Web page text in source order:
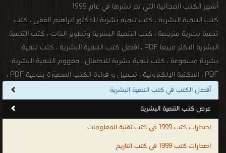
اضف كتاب
أشهر الكتب المجانية التي تم نشرها في عام 1999
كتب التنمية البشرية ، كتب تنمية بشرية للدكتور ابراهيم الفقى ، كتب
تنمية بشرية مترجمة ، كتب التنمية البشرية وتطوير الذات ، كتب التنمية
البشرية الاكثر مبيعا PDF ، افضل كتب التنمية البشرية ، كتب تنمية
بشرية مسموعة ، كتب تنمية بشرية للاطفال ، مفهوم التنمية البشرية
PDF ، المكتبة الإلكترونيّة ، تحميل و قراءة الكتب المصوّرة بنوعية PDF ،
مجموعة كتب قيمة للدكتور إبراهيم الفقى ، كتب لرواد التنمية البشرية
فى العالم ، أفضل الكتب للتنمية البشــرية ، مقالات تنمية بشرية ، موارد
تنمية بشرية ، صندوق التنمية البشرية ، كتب تنمية بشرية اجنبية ، كتب
تنمية بشرية اجنبية مترجمة ، كتاب تطوير الذات والشخصية والنجاح
واتخاذ القرارات PDF ، كتب تطوير الذات وبناء الشخصية ، كتب تنمية
أفضل الكتب في كتب التنمية البشرية
عرض كتب التنمية البشرية
اصدارات كتب 1999 في كتب تقنية المعلومات
اصدارات كتب 1999 في كتب التاريخ